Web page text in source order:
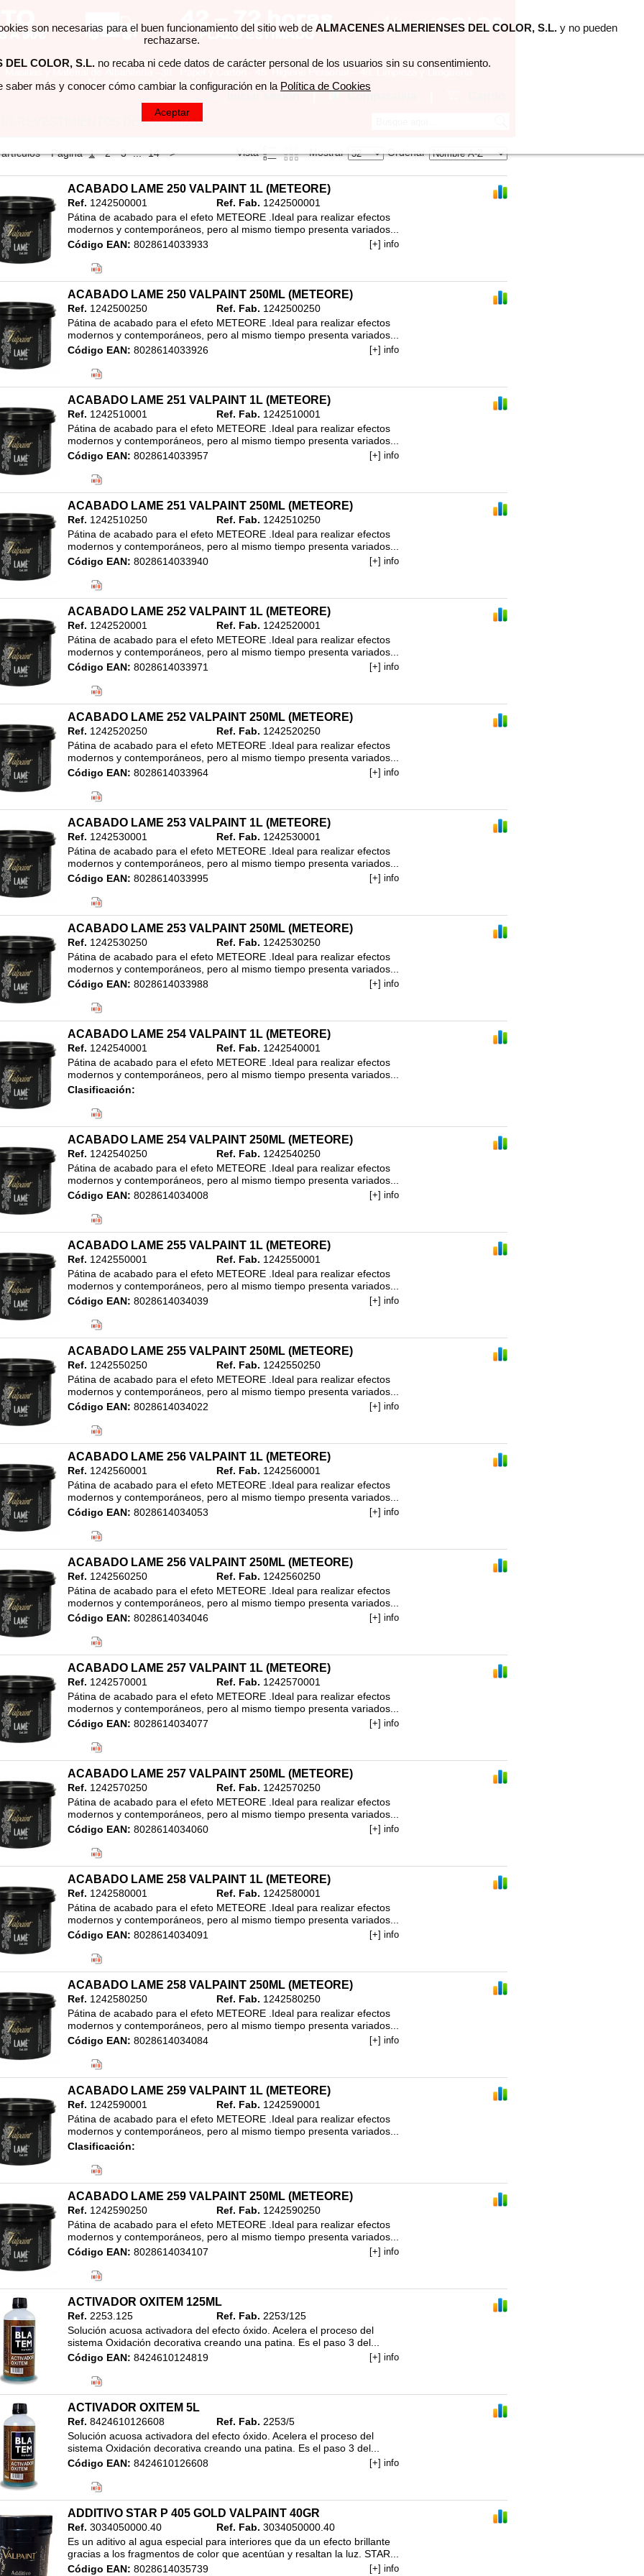
02.REVESTIMIENTOS DE FACHADAS
Ordenar
Mostrar
Vista
Página 1 2 3 ... 14 >
ACABADO LAME 250 VALPAINT 1L (METEORE)
Ref. 1242500001 Ref. Fab. 1242500001
Pátina de acabado para el efeto METEORE .Ideal para realizar efectos
modernos y contemporáneos, pero al mismo tiempo presenta variados...
Código EAN: 8028614033933
20. ALTA DECORACION
REVESTIMIENTO ACABADO METALIZADO/1L
[+] info
ACABADO LAME 250 VALPAINT 250ML (METEORE)
Ref. 1242500250 Ref. Fab. 1242500250
Pátina de acabado para el efeto METEORE .Ideal para realizar efectos
modernos y contemporáneos, pero al mismo tiempo presenta variados...
Código EAN: 8028614033926
20. ALTA DECORACION
REVESTIMIENTO ACABADO METALIZADO/
250ML
[+] info
ACABADO LAME 251 VALPAINT 1L (METEORE)
Ref. 1242510001 Ref. Fab. 1242510001
Pátina de acabado para el efeto METEORE .Ideal para realizar efectos
modernos y contemporáneos, pero al mismo tiempo presenta variados...
Código EAN: 8028614033957
20. ALTA DECORACION
REVESTIMIENTO ACABADO METALIZADO/1L
[+] info
ACABADO LAME 251 VALPAINT 250ML (METEORE)
Ref. 1242510250 Ref. Fab. 1242510250
Pátina de acabado para el efeto METEORE .Ideal para realizar efectos
modernos y contemporáneos, pero al mismo tiempo presenta variados...
Código EAN: 8028614033940
20. ALTA DECORACION
REVESTIMIENTO ACABADO METALIZADO/
250ML
[+] info
ACABADO LAME 252 VALPAINT 1L (METEORE)
Ref. 1242520001 Ref. Fab. 1242520001
Pátina de acabado para el efeto METEORE .Ideal para realizar efectos
modernos y contemporáneos, pero al mismo tiempo presenta variados...
Código EAN: 8028614033971
20. ALTA DECORACION
REVESTIMIENTO ACABADO METALIZADO/1L
[+] info
ACABADO LAME 252 VALPAINT 250ML (METEORE)
Ref. 1242520250 Ref. Fab. 1242520250
Pátina de acabado para el efeto METEORE .Ideal para realizar efectos
modernos y contemporáneos, pero al mismo tiempo presenta variados...
Código EAN: 8028614033964
20. ALTA DECORACION
REVESTIMIENTO ACABADO METALIZADO/
250ML
[+] info
ACABADO LAME 253 VALPAINT 1L (METEORE)
Ref. 1242530001 Ref. Fab. 1242530001
Pátina de acabado para el efeto METEORE .Ideal para realizar efectos
modernos y contemporáneos, pero al mismo tiempo presenta variados...
Código EAN: 8028614033995
20. ALTA DECORACION
REVESTIMIENTO ACABADO METALIZADO/1L
[+] info
ACABADO LAME 253 VALPAINT 250ML (METEORE)
Ref. 1242530250 Ref. Fab. 1242530250
Pátina de acabado para el efeto METEORE .Ideal para realizar efectos
modernos y contemporáneos, pero al mismo tiempo presenta variados...
Código EAN: 8028614033988
20. ALTA DECORACION
REVESTIMIENTO ACABADO METALIZADO/
250ML
[+] info
ACABADO LAME 254 VALPAINT 1L (METEORE)
Ref. 1242540001 Ref. Fab. 1242540001
Pátina de acabado para el efeto METEORE .Ideal para realizar efectos
modernos y contemporáneos, pero al mismo tiempo presenta variados...
Clasificación:
REVESTIMIENTO ACABADO METALIZADO
ACABADO LAME 254 VALPAINT 250ML (METEORE)
Ref. 1242540250 Ref. Fab. 1242540250
Pátina de acabado para el efeto METEORE .Ideal para realizar efectos
modernos y contemporáneos, pero al mismo tiempo presenta variados...
Código EAN: 8028614034008
20. ALTA DECORACION
REVESTIMIENTO ACABADO METALIZADO/
250ML
[+] info
ACABADO LAME 255 VALPAINT 1L (METEORE)
Ref. 1242550001 Ref. Fab. 1242550001
Pátina de acabado para el efeto METEORE .Ideal para realizar efectos
modernos y contemporáneos, pero al mismo tiempo presenta variados...
Código EAN: 8028614034039
20. ALTA DECORACION
REVESTIMIENTO ACABADO METALIZADO/1L
[+] info
ACABADO LAME 255 VALPAINT 250ML (METEORE)
Ref. 1242550250 Ref. Fab. 1242550250
Pátina de acabado para el efeto METEORE .Ideal para realizar efectos
modernos y contemporáneos, pero al mismo tiempo presenta variados...
Código EAN: 8028614034022
20. ALTA DECORACION
REVESTIMIENTO ACABADO METALIZADO/
250ML
[+] info
ACABADO LAME 256 VALPAINT 1L (METEORE)
Ref. 1242560001 Ref. Fab. 1242560001
Pátina de acabado para el efeto METEORE .Ideal para realizar efectos
modernos y contemporáneos, pero al mismo tiempo presenta variados...
Código EAN: 8028614034053
20. ALTA DECORACION
REVESTIMIENTO ACABADO METALIZADO/1L
[+] info
ACABADO LAME 256 VALPAINT 250ML (METEORE)
Ref. 1242560250 Ref. Fab. 1242560250
Pátina de acabado para el efeto METEORE .Ideal para realizar efectos
modernos y contemporáneos, pero al mismo tiempo presenta variados...
Código EAN: 8028614034046
20. ALTA DECORACION
REVESTIMIENTO ACABADO METALIZADO/
250ML
[+] info
ACABADO LAME 257 VALPAINT 1L (METEORE)
Ref. 1242570001 Ref. Fab. 1242570001
Pátina de acabado para el efeto METEORE .Ideal para realizar efectos
modernos y contemporáneos, pero al mismo tiempo presenta variados...
Código EAN: 8028614034077
20. ALTA DECORACION
REVESTIMIENTO ACABADO METALIZADO/1L
[+] info
ACABADO LAME 257 VALPAINT 250ML (METEORE)
Ref. 1242570250 Ref. Fab. 1242570250
Pátina de acabado para el efeto METEORE .Ideal para realizar efectos
modernos y contemporáneos, pero al mismo tiempo presenta variados...
Código EAN: 8028614034060
20. ALTA DECORACION
REVESTIMIENTO ACABADO METALIZADO/
250ML
[+] info
ACABADO LAME 258 VALPAINT 1L (METEORE)
Ref. 1242580001 Ref. Fab. 1242580001
Pátina de acabado para el efeto METEORE .Ideal para realizar efectos
modernos y contemporáneos, pero al mismo tiempo presenta variados...
Código EAN: 8028614034091
20. ALTA DECORACION
REVESTIMIENTO ACABADO METALIZADO/1L
[+] info
ACABADO LAME 258 VALPAINT 250ML (METEORE)
Ref. 1242580250 Ref. Fab. 1242580250
Pátina de acabado para el efeto METEORE .Ideal para realizar efectos
modernos y contemporáneos, pero al mismo tiempo presenta variados...
Código EAN: 8028614034084
20. ALTA DECORACION
REVESTIMIENTO ACABADO METALIZADO/
250ML
[+] info
ACABADO LAME 259 VALPAINT 1L (METEORE)
Ref. 1242590001 Ref. Fab. 1242590001
Pátina de acabado para el efeto METEORE .Ideal para realizar efectos
modernos y contemporáneos, pero al mismo tiempo presenta variados...
Clasificación:
REVESTIMIENTO ACABADO METALIZADO
ACABADO LAME 259 VALPAINT 250ML (METEORE)
Ref. 1242590250 Ref. Fab. 1242590250
Pátina de acabado para el efeto METEORE .Ideal para realizar efectos
modernos y contemporáneos, pero al mismo tiempo presenta variados...
Código EAN: 8028614034107
20. ALTA DECORACION
REVESTIMIENTO ACABADO METALIZADO/
250ML
[+] info
ACTIVADOR OXITEM 125ML
Ref. 2253.125 Ref. Fab. 2253/125
Solución acuosa activadora del efecto óxido. Acelera el proceso del
sistema Oxidación decorativa creando una patina. Es el paso 3 del...
Código EAN: 8424610124819
20. ALTA DECORACION
[+] info
ACTIVADOR OXITEM 5L
Ref. 8424610126608 Ref. Fab. 2253/5
Solución acuosa activadora del efecto óxido. Acelera el proceso del
sistema Oxidación decorativa creando una patina. Es el paso 3 del...
Código EAN: 8424610126608
[+] info
ADDITIVO STAR P 405 GOLD VALPAINT 40GR
Ref. 3034050000.40 Ref. Fab. 3034050000.40
Es un aditivo al agua especial para interiores que da un efecto brillante
gracias a los fragmentos de color que acentúan y resaltan la luz. STAR...
Código EAN: 8028614035739 [+] info
son necesarias para el buen funcionamiento del sitio web de ALMACENES ALMERIENSES DEL COLOR, S.L.y no pueden
rechazarse.
DEL COLOR, S.L.no recaba ni cede datos de carácter personal de los usuarios sin su consentimiento.
saber más y conocer cómo cambiar la configuración en la Política de Cookies
Aceptar